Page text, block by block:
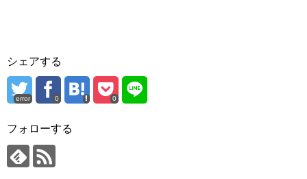
シェアする
error 0 0
フォローする